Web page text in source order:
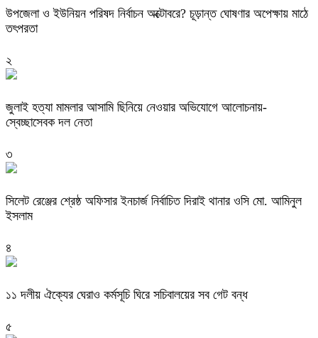
উপজেলা ও ইউনিয়ন পরিষদ নির্বাচন অক্টোবরে? চূড়ান্ত ঘোষণার অপেক্ষায় মাঠে
তৎপরতা
২
জুলাই হত্যা মামলার আসামি ছিনিয়ে নেওয়ার অভিযোগে আলোচনায়-
স্বেচ্ছাসেবক দল নেতা
৩
‎সিলেট রেঞ্জের শ্রেষ্ঠ অফিসার ইনচার্জ নির্বাচিত দিরাই থানার ওসি মো. আমিনুল
ইসলাম
৪
‎১১ দলীয় ঐক্যের ঘেরাও কর্মসূচি ঘিরে সচিবালয়ের সব গেট বন্ধ
৫